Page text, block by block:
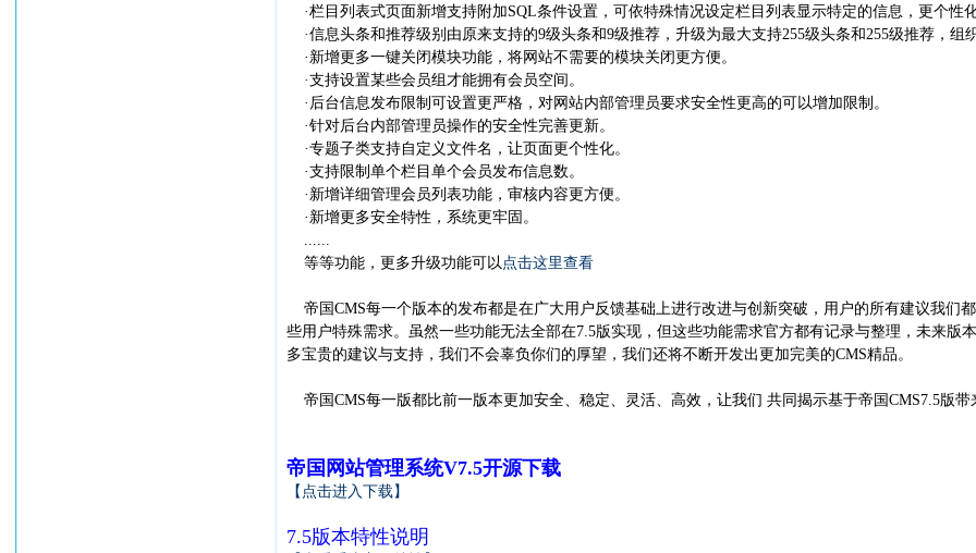
·栏目列表式页面新增支持附加SQL条件设置，可依特殊情况设定栏目列表显示特定的信息，更个性化
·信息头条和推荐级别由原来支持的9级头条和9级推荐，升级为最大支持255级头条和255级推荐，组
·新增更多一键关闭模块功能，将网站不需要的模块关闭更方便。
·支持设置某些会员组才能拥有会员空间。
·后台信息发布限制可设置更严格，对网站内部管理员要求安全性更高的可以增加限制。
·针对后台内部管理员操作的安全性完善更新。
·专题子类支持自定义文件名，让页面更个性化。
·支持限制单个栏目单个会员发布信息数。
·新增详细管理会员列表功能，审核内容更方便。
·新增更多安全特性，系统更牢固。
......
等等功能，更多升级功能可以点击这里查看
帝国CMS每一个版本的发布都是在广大用户反馈基础上进行改进与创新突破，用户的所有建议我们
些用户特殊需求。虽然一些功能无法全部在7.5版实现，但这些功能需求官方都有记录与整理，未来版
多宝贵的建议与支持，我们不会辜负你们的厚望，我们还将不断开发出更加完美的CMS精品。
帝国CMS每一版都比前一版本更加安全、稳定、灵活、高效，让我们 共同揭示基于帝国CMS7.5版带
帝国网站管理系统V7.5开源下载
【点击进入下载】
7.5版本特性说明